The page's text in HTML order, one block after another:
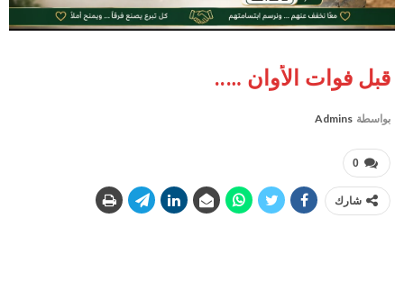
قبل فوات الأوان …..
بواسطة Admins
0
شارك